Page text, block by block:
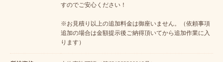
すのでご安心ください！
※お見積り以上の追加料金は御座いません。（依頼事項
追加の場合は金額提示後ご納得頂いてから追加作業に入
ります）